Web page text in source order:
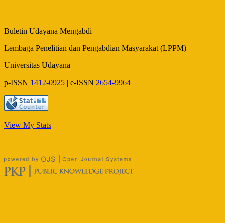
Buletin Udayana Mengabdi
Lembaga Penelitian dan Pengabdian Masyarakat (LPPM)
Universitas Udayana
p-ISSN 1412-0925 | e-ISSN 2654-9964
View My Stats